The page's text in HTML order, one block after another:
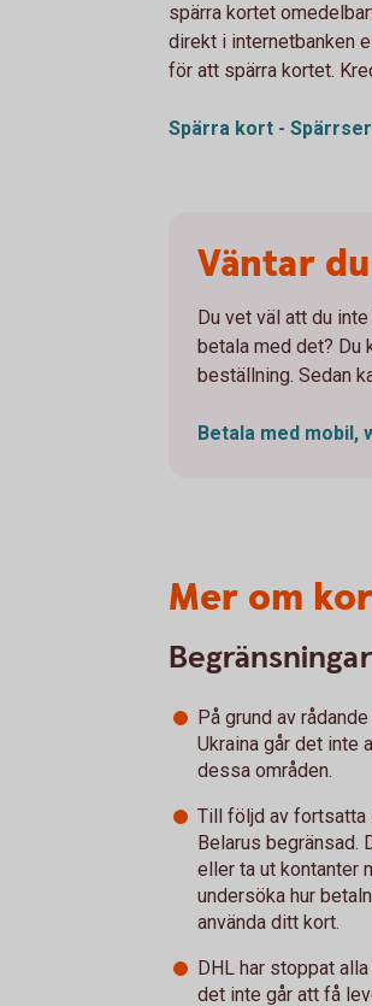
spärra kortet
direkt i internetbanken
för att spärra kortet.
Spärra kort -
Väntar
Du vet väl att du
betala med det? Du
beställning. Sedan
Betala med mobil,
Mer om
På grund av
Ukraina går det inte
dessa områden.
Till följd av fortsatta
Belarus begränsad.
eller ta ut kontanter
undersöka hur
använda ditt kort.
DHL har stoppat
det inte går att få